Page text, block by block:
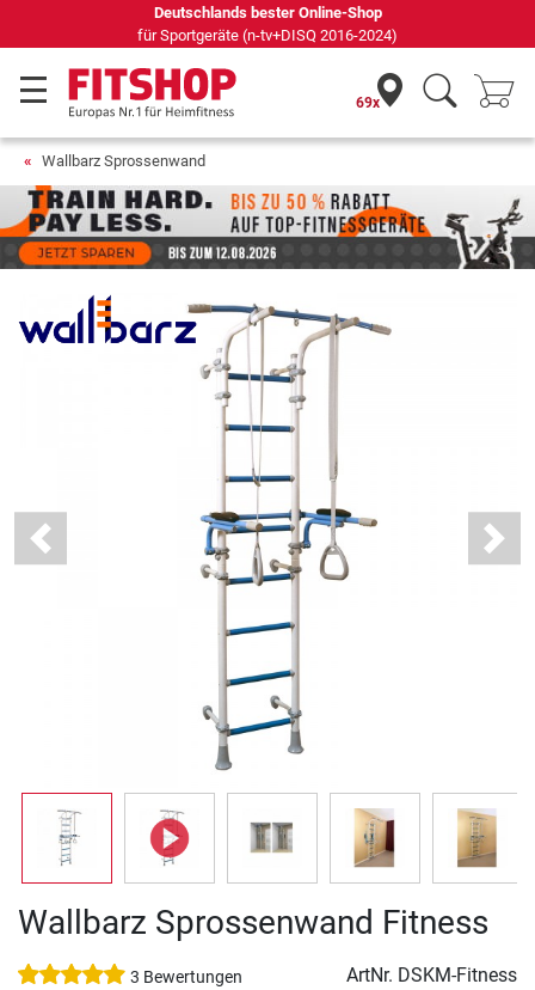
Seit 42 Jahren Ihr Experte für Heimfitness
69x
Wallbarz Sprossenwand
Previous Next
Wallbarz Sprossenwand Fitness
3 Bewertungen ArtNr. DSKM-Fitness